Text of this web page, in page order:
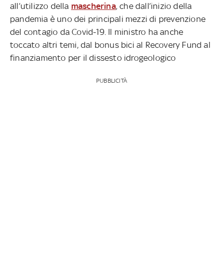
all’utilizzo della mascherina, che dall’inizio della
pandemia è uno dei principali mezzi di prevenzione
del contagio da Covid-19. Il ministro ha anche
toccato altri temi, dal bonus bici al Recovery Fund al
finanziamento per il dissesto idrogeologico
PUBBLICITÀ